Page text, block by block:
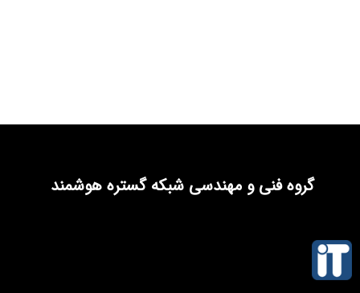
گروه فنی و مهندسی شبکه گستره هوشمند